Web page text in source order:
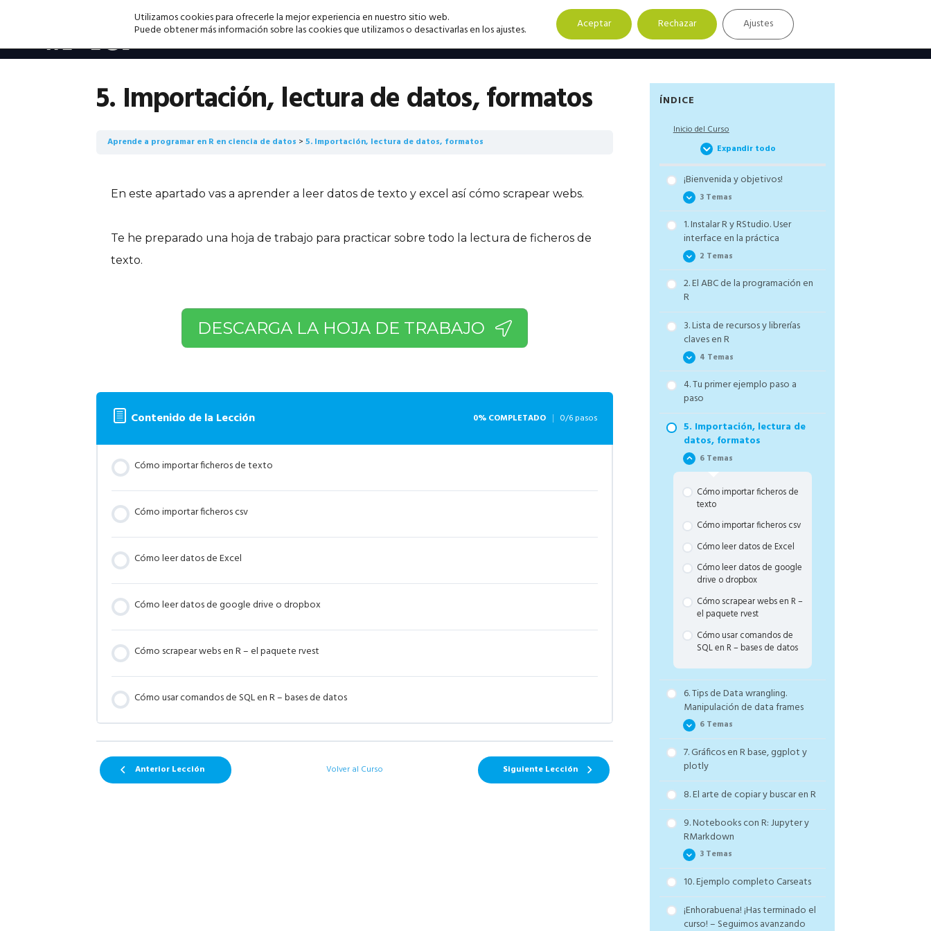
navegación
principal
barra
5. Importación, lectura de datos, formatos
Aprende a programar en R en ciencia de datos 5. Importación, lectura de datos, formatos
En este apartado vas a aprender a leer datos de texto y excel así cómo scrapear webs.
Te he preparado una hoja de trabajo para practicar sobre todo la lectura de ficheros de
texto.
DESCARGA LA HOJA DE TRABAJO
Contenido de la Lección 0% COMPLETADO 0/6 pasos
Cómo importar ficheros de texto
Cómo importar ficheros csv
Cómo leer datos de Excel
Cómo leer datos de google drive o dropbox
Cómo scrapear webs en R – el paquete rvest
Cómo usar comandos de SQL en R – bases de datos
Anterior Lección Volver al Curso Siguiente Lección
Barra
lateral
principal
ÍNDICE
Inicio del Curso
Expandir todo
¡Bienvenida y objetivos!
3 Temas
Cómo aprovechar el curso R
al máximo
de rápido. Truco de
Productividad
Descarga los códigos de R
del curso y crea tu propio
repositorio
1. Instalar R y RStudio. User
interface en la práctica
2 Temas
Cómo instalar R y RStudio y
Cómo usar la user interface
de RStudio y tu primer
2. El ABC de la programación en
R
3. Lista de recursos y librerías
claves en R
4 Temas
Cómo manipular data
frames con códigos base y
dplyr – ¡SÚPER IMPORTANTE!
Cómo crear gráficos base,
¡Empezamos a pintar!
estadísticos y modelos
estadísticos en R – lo básico
de técnicas inferenciales
Cómo usar el paquete Caret
learning supervisado – el
siguiente paso de los
4. Tu primer ejemplo paso a
paso
5. Importación, lectura de
datos, formatos
6 Temas
Cómo importar ficheros de
texto
Cómo importar ficheros csv
Cómo leer datos de Excel
Cómo leer datos de google
drive o dropbox
Cómo scrapear webs en R –
el paquete rvest
Cómo usar comandos de
SQL en R – bases de datos
6. Tips de Data wrangling.
Manipulación de data frames
6 Temas
¿Qué tengo que hacer
cuando empiezo un
proyecto? – Tipos de
variables, NA’s y EDA inicial
¿Cómo limpiar el data
frame? Tips prácticos y
ejemplos
wrangling – cambiar el data
data frame
¿Cómo agrupar y resumir el
data frame? Estadísticos por
7. Gráficos en R base, ggplot y
plotly
8. El arte de copiar y buscar en R
9. Notebooks con R: Jupyter y
RMarkdown
3 Temas
Instalar Anaconda y Jupyter
y conectar R a Jupyter
Cómo usar los notebooks y
10. Ejemplo completo Carseats
¡Enhorabuena! ¡Has terminado el
curso! – Seguimos avanzando
Utilizamos cookies para ofrecerle la mejor experiencia en nuestro sitio web.
Puede obtener más información sobre las cookies que utilizamos o desactivarlas en los ajustes. Aceptar Rechazar Ajustes